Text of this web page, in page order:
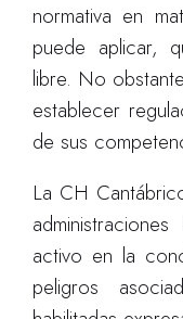
normativa en
puede aplicar,
libre. No
establecer
de sus
La CH
activo en la
peligros